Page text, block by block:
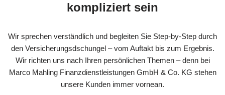
kompliziert sein
Wir sprechen verständlich und begleiten Sie Step-by-Step durch
den Versicherungsdschungel – vom Auftakt bis zum Ergebnis.
Wir richten uns nach Ihren persönlichen Themen – denn bei
Marco Mahling Finanzdienstleistungen GmbH & Co. KG stehen
unsere Kunden immer vornean.